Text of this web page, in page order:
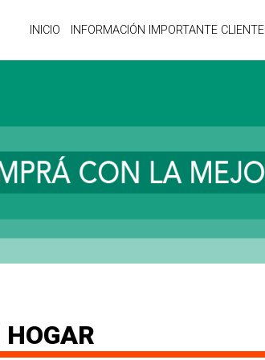
INICIO INFORMACIÓN IMPORTANTE CLIENTE